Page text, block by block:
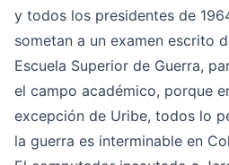
y todos los presidentes de
sometan a un examen escrito
Escuela Superior de Guerra,
el campo académico, porque
excepción de Uribe, todos lo
la guerra es interminable en